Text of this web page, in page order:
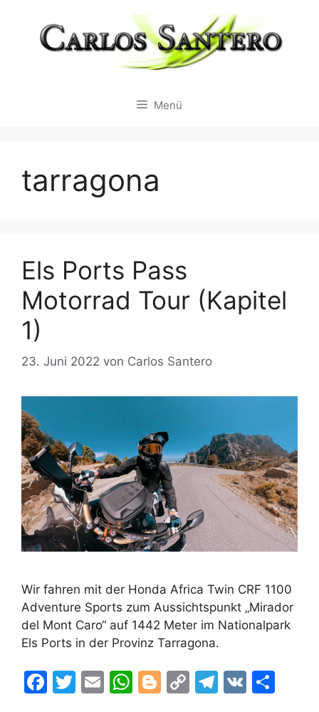
springen
Menü
tarragona
Els Ports Pass
Motorrad Tour (Kapitel
1)
23. Juni 2022 von Carlos Santero
Wir fahren mit der Honda Africa Twin CRF 1100
Adventure Sports zum Aussichtspunkt „Mirador
del Mont Caro“ auf 1442 Meter im Nationalpark
Els Ports in der Provinz Tarragona.
F
T
E
W Bl C
T
V